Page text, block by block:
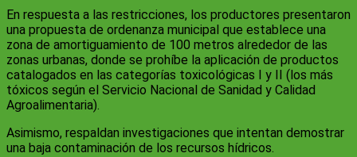
En respuesta a las restricciones, los productores presentaron
una propuesta de ordenanza municipal que establece una
zona de amortiguamiento de 100 metros alrededor de las
zonas urbanas, donde se prohíbe la aplicación de productos
catalogados en las categorías toxicológicas I y II (los más
tóxicos según el Servicio Nacional de Sanidad y Calidad
Agroalimentaria).
Asimismo, respaldan investigaciones que intentan demostrar
una baja contaminación de los recursos hídricos.